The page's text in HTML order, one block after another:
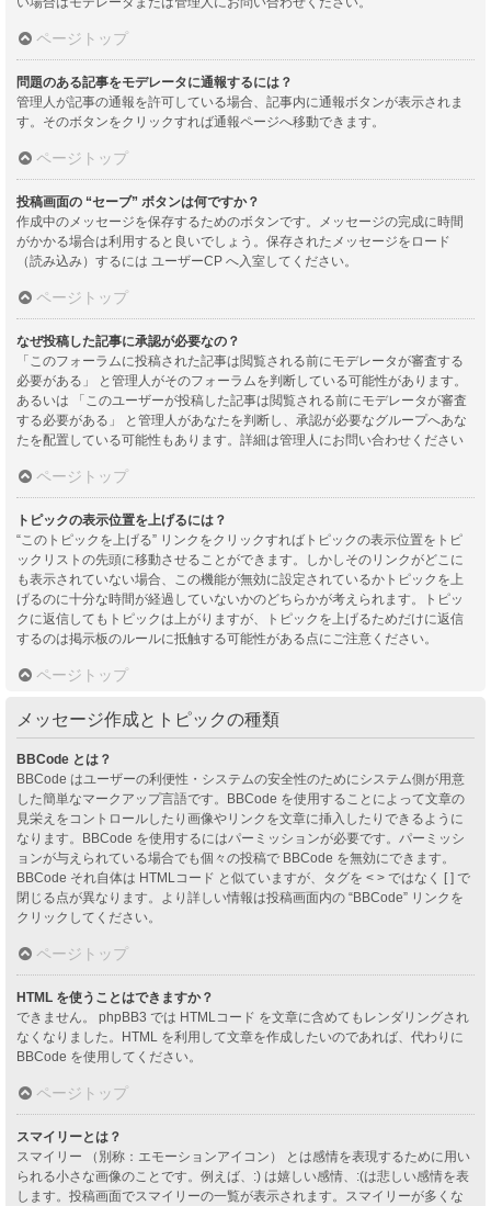
ページトップ
問題のある記事をモデレータに通報するには？
管理人が記事の通報を許可している場合、記事内に通報ボタンが表示されま
す。そのボタンをクリックすれば通報ページへ移動できます。
ページトップ
投稿画面の “セーブ” ボタンは何ですか？
作成中のメッセージを保存するためのボタンです。メッセージの完成に時間
がかかる場合は利用すると良いでしょう。保存されたメッセージをロード
（読み込み）するには ユーザーCP へ入室してください。
ページトップ
なぜ投稿した記事に承認が必要なの？
「このフォーラムに投稿された記事は閲覧される前にモデレータが審査する
必要がある」 と管理人がそのフォーラムを判断している可能性があります。
あるいは 「このユーザーが投稿した記事は閲覧される前にモデレータが審査
する必要がある」 と管理人があなたを判断し、承認が必要なグループへあな
たを配置している可能性もあります。詳細は管理人にお問い合わせください
ページトップ
トピックの表示位置を上げるには？
“このトピックを上げる” リンクをクリックすればトピックの表示位置をトピ
ックリストの先頭に移動させることができます。しかしそのリンクがどこに
も表示されていない場合、この機能が無効に設定されているかトピックを上
げるのに十分な時間が経過していないかのどちらかが考えられます。トピッ
クに返信してもトピックは上がりますが、トピックを上げるためだけに返信
するのは掲示板のルールに抵触する可能性がある点にご注意ください。
ページトップ
メッセージ作成とトピックの種類
BBCode とは？
BBCode はユーザーの利便性・システムの安全性のためにシステム側が用意
した簡単なマークアップ言語です。BBCode を使用することによって文章の
見栄えをコントロールしたり画像やリンクを文章に挿入したりできるように
なります。BBCode を使用するにはパーミッションが必要です。パーミッシ
ョンが与えられている場合でも個々の投稿で BBCode を無効にできます。
BBCode それ自体は HTMLコード と似ていますが、タグを < > ではなく [ ] で
閉じる点が異なります。より詳しい情報は投稿画面内の “BBCode” リンクを
クリックしてください。
ページトップ
HTML を使うことはできますか？
できません。 phpBB3 では HTMLコード を文章に含めてもレンダリングされ
なくなりました。HTML を利用して文章を作成したいのであれば、代わりに
BBCode を使用してください。
ページトップ
スマイリーとは？
スマイリー （別称：エモーションアイコン） とは感情を表現するために用い
られる小さな画像のことです。例えば、:) は嬉しい感情、:(は悲しい感情を表
します。投稿画面でスマイリーの一覧が表示されます。スマイリーが多くな